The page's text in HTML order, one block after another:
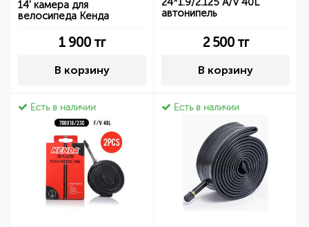
14' камера для
велосипеда Кенда
1 900 тг
В корзину
автонипель
2 500тг
В корзину
Есть в наличии Есть в наличии